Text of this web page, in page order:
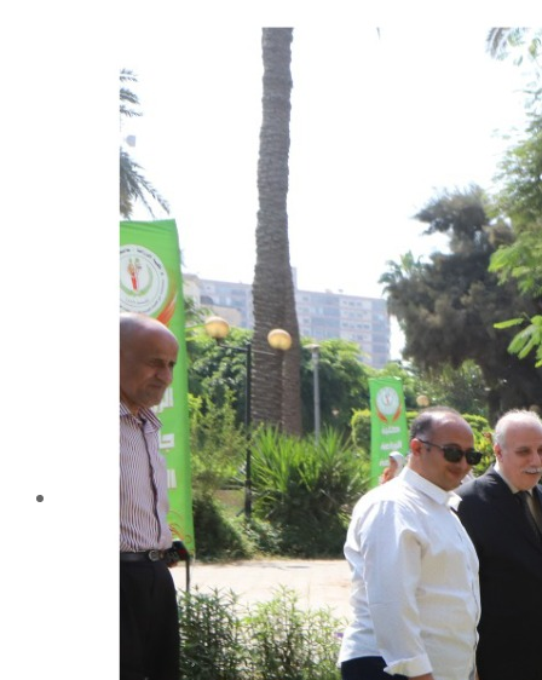
الإدارة
كلمة عميد الكلية
رؤساء الأقسام العلمية
الهيكل التنظيمى
نبذة تاريخية
تاريخ الكلية
الإدارة الحالية
الخطة الإستراتجية و التنفيذية
ميثاق الأخلاقيات
بحوث فى حقوق الملكية الفكرية
إستراتجية التعليم والتعلم
البريد الإلكترونى لإدارات و مراكز الكلية
خريطة الكلية